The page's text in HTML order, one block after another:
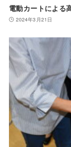
電動カートによる
2024年3月21日